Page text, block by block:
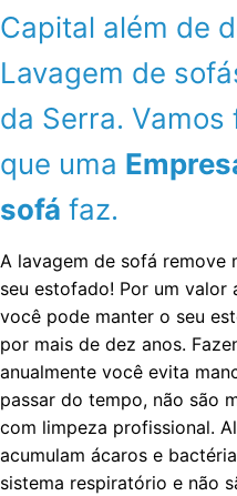
Capital além de
Lavagem de
da Serra.
que uma
sofá faz.
A lavagem de sofá remove
seu estofado! Por um valor
você pode manter o seu
por mais de dez anos.
anualmente você evita
passar do tempo, não são
com limpeza profissional.
acumulam ácaros e
sistema respiratório e não